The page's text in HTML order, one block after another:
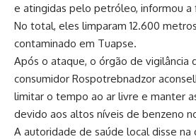
e atingidas pelo petróleo, informou
No total, eles limparam 12.600
contaminado em Tuapse.
Após o ataque, o órgão de vigilância
consumidor Rospotrebnadzor
limitar o tempo ao ar livre e manter
devido aos altos níveis de benzeno
A autoridade de saúde local disse na